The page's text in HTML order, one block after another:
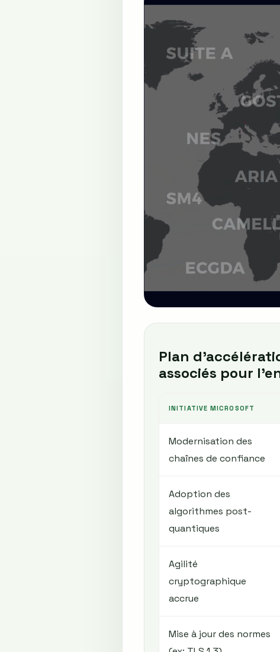
Plan
associés pour
INITIATIVE MICROSOFT
Modernisation des
chaînes de confiance
Adoption des
algorithmes post-
quantiques
Agilité
cryptographique
accrue
Mise à jour des normes